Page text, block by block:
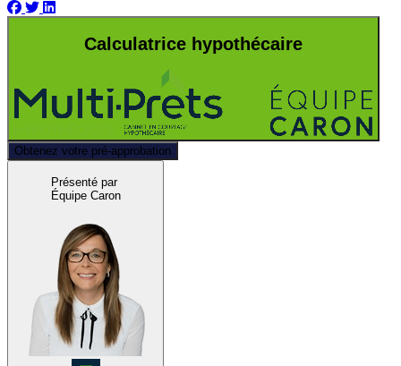
Calculatrice hypothécaire
Obtenez votre pré-approbation
Présenté par
Équipe Caron